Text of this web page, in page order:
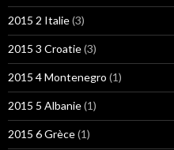
2015 2 Italie(3)
2015 3 Croatie(3)
2015 4 Montenegro (1)
2015 5 Albanie(1)
2015 6 Grèce(1)